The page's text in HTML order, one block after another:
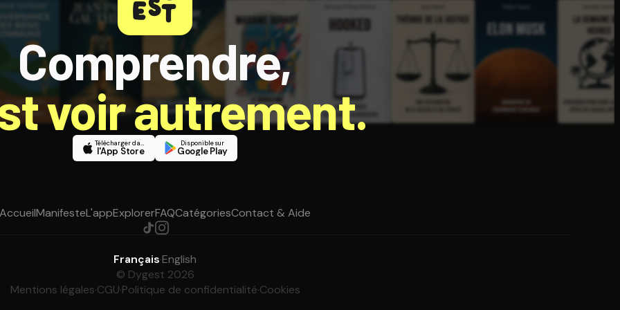
Comprendre,
voir autrement.
Télécharger dans
l'App Store
Disponible sur
Google Play
AccueilManifesteL'appExplorerFAQCatégoriesContact & Aide
Français·English
© Dygest 2026
Mentions légales·CGU·Politique de confidentialité·Cookies